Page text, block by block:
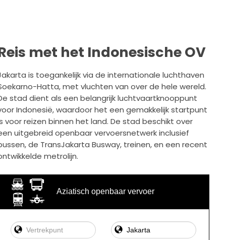
met het Indonesische OV
is toegankelijk via de internationale luchthaven
Hatta, met vluchten van over de hele wereld.
stad dient als een belangrijk luchtvaartknooppunt
Indonesië, waardoor het een gemakkelijk startpunt
voor reizen binnen het land. De stad beschikt over
uitgebreid openbaar vervoersnetwerk inclusief
de TransJakarta Busway, treinen, en een recent
metrolijn.
Aziatisch openbaar vervoer